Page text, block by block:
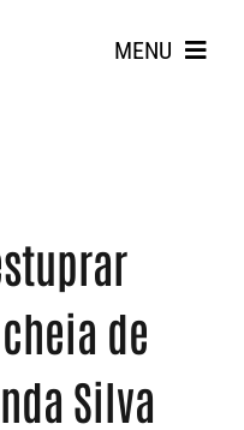
MENU
Search
for:de
Silva